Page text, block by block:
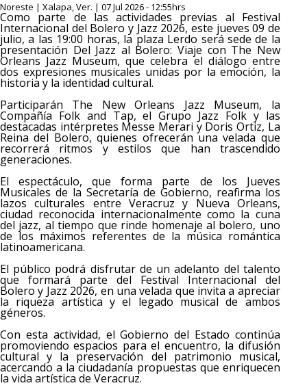
Noreste | Xalapa, Ver. | 07 Jul 2026 - 12:55hrs
Como parte de las actividades previas al Festival
Internacional del Bolero y Jazz 2026, este jueves 09 de
julio, a las 19:00 horas, la plaza Lerdo será sede de la
presentación Del Jazz al Bolero: Viaje con The New
Orleans Jazz Museum, que celebra el diálogo entre
dos expresiones musicales unidas por la emoción, la
historia y la identidad cultural.
Participarán The New Orleans Jazz Museum, la
Compañía Folk and Tap, el Grupo Jazz Folk y las
destacadas intérpretes Messe Merari y Doris Ortiz, La
Reina del Bolero, quienes ofrecerán una velada que
recorrerá ritmos y estilos que han trascendido
generaciones.
El espectáculo, que forma parte de los Jueves
Musicales de la Secretaría de Gobierno, reafirma los
lazos culturales entre Veracruz y Nueva Orleans,
ciudad reconocida internacionalmente como la cuna
del jazz, al tiempo que rinde homenaje al bolero, uno
de los máximos referentes de la música romántica
latinoamericana.
El público podrá disfrutar de un adelanto del talento
que formará parte del Festival Internacional del
Bolero y Jazz 2026, en una velada que invita a apreciar
la riqueza artística y el legado musical de ambos
géneros.
Con esta actividad, el Gobierno del Estado continúa
promoviendo espacios para el encuentro, la difusión
cultural y la preservación del patrimonio musical,
acercando a la ciudadanía propuestas que enriquecen
la vida artística de Veracruz.